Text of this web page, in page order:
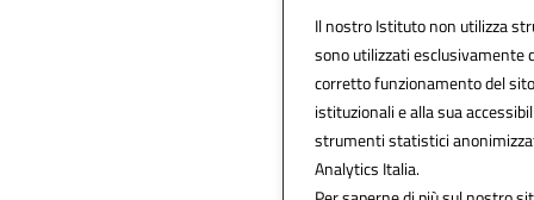
Il nostro Istituto non utilizza
sono utilizzati esclusivamente
corretto funzionamento del
istituzionali e alla sua
strumenti statistici
Analytics Italia.